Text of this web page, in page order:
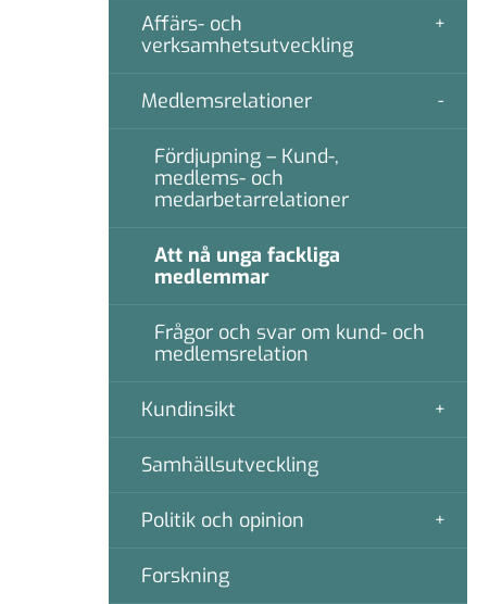
Affärs- och
verksamhetsutveckling
Medlemsrelationer
Fördjupning – Kund-,
medlems- och
medarbetarrelationer
Att nå unga fackliga
medlemmar
Frågor och svar om kund- och
medlemsrelation
Kundinsikt
Samhällsutveckling
Politik och opinion
Forskning